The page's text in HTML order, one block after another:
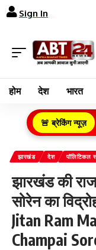
Sign In
होम देश भारत
🚨 ब्रेकिंग न्यूज़
ग्रामीण क्षेत्र के गरीब
झारखंड देश पॉलिटिकल
झारखंड की
सोरेन का
Jitan Ram
Champai